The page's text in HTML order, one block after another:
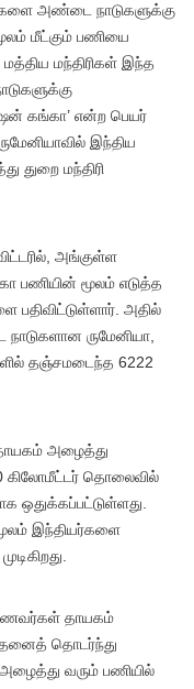
அண்டை நாடுகளுக்கு
மீட்கும் பணியை
மத்திய மந்திரிகள் இந்த
கங்கா’ என்ற பெயர்
இந்திய
துறை மந்திரி
அங்குள்ள
பணியின் மூலம் எடுத்த
பதிவிட்டுள்ளார். அதில்
ருமேனியா,
தஞ்சமடைந்த 6222
அழைத்து
கிலோமீட்டர் தொலைவில்
ஒதுக்கப்பட்டுள்ளது.
இந்தியர்களை
தாயகம்
இதனைத் தொடர்ந்து
வரும் பணியில்